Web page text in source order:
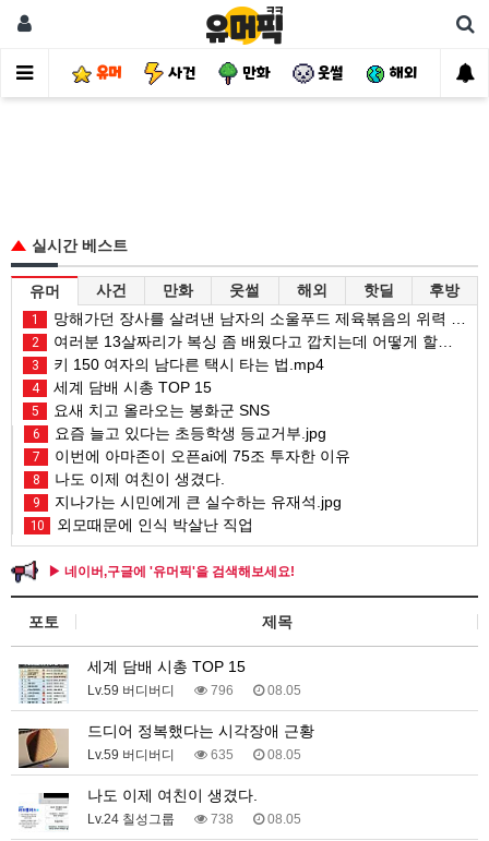
유머 사건 만화 웃썰 해외 핫
실시간 베스트
유머 사건 만화 웃썰 해외 핫딜 후방
1 망해가던 장사를 살려낸 남자의 소울푸드 제육볶음의 위력 ㅋㅋ
2 여러분 13살짜리가 복싱 좀 배웠다고 깝치는데 어떻게 할까요?
3 키 150 여자의 남다른 택시 타는 법.mp4
4 세계 담배 시총 TOP 15
5 요새 치고 올라오는 봉화군 SNS
6 요즘 늘고 있다는 초등학생 등교거부.jpg
7 이번에 아마존이 오픈ai에 75조 투자한 이유
8 나도 이제 여친이 생겼다.
9 지나가는 시민에게 큰 실수하는 유재석.jpg
10 외모때문에 인식 박살난 직업
▶ 네이버,구글에 '유머픽'을 검색해보세요!
포토 제목
세계 담배 시총 TOP 15
Lv.59 버디버디 796 08.05
드디어 정복했다는 시각장애 근황
Lv.59 버디버디 635 08.05
나도 이제 여친이 생겼다.
Lv.24 칠성그룹 738 08.05